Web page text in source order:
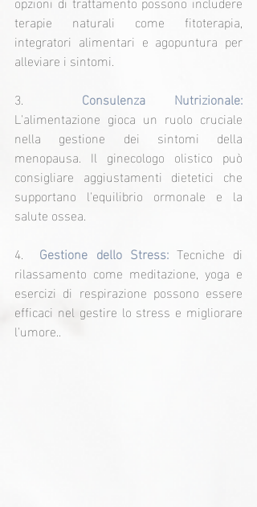
terapie naturali come fitoterapia,
integratori alimentari e agopuntura per
alleviare i sintomi.
3.
Consulenza Nutrizionale:
L'alimentazione gioca un ruolo cruciale
nella gestione dei sintomi della
menopausa. Il ginecologo olistico può
consigliare aggiustamenti dietetici che
supportano l'equilibrio ormonale e la
salute ossea.
4. Gestione dello Stress: Tecniche di
rilassamento come meditazione, yoga e
esercizi di respirazione possono essere
efficaci nel gestire lo stress e migliorare
l'umore..